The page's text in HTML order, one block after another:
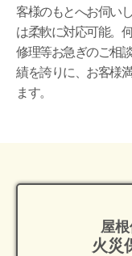
客様のもとへお伺い
は柔軟に対応可能。
修理等お急ぎのご相
績を誇りに、お客様
ます。
屋
火災